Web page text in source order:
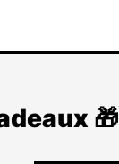
🎁